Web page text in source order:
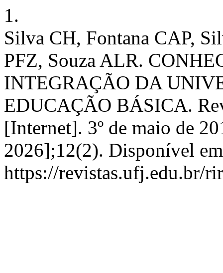
1.
Silva CH, Fontana CAP,
PFZ, Souza ALR.
INTEGRAÇÃO DA
EDUCAÇÃO BÁSICA.
[Internet]. 3º de maio de
2026];12(2). Disponível
https://revistas.ufj.edu.br/